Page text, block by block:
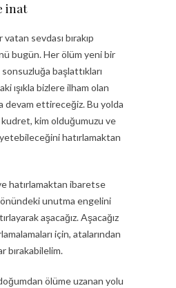
inat
sevdası bırakıp
bugün. Her ölüm yeni bir
sonsuzluğa başlattıkları
ışıkla bizlere ilham olan
devam ettireceğiz. Bu yolda
kim olduğumuzu ve
hatırlamaktan
hatırlamaktan ibaretse
unutma engelini
aşacağız. Aşacağız
için, atalarından
bırakabilelim.
ölüme uzanan yolu